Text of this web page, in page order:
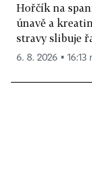
Hořčík na
únavě a
stravy slibuje
6. 8. 2026 ▪ 16:13